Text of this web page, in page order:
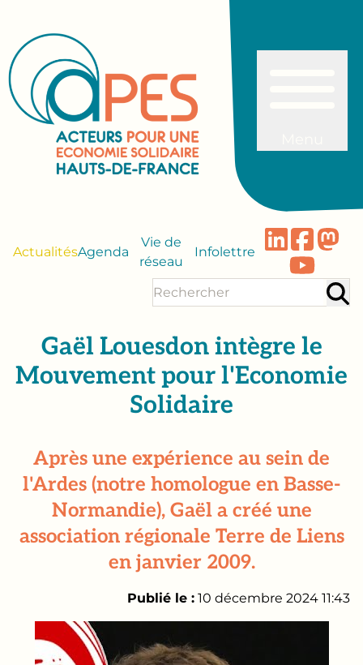
ActualitésAgenda
Vie de
réseau
Infolettre
Gaël Louesdon intègre le
Mouvement pour l'Economie
Solidaire
Après une expérience au sein de
l'Ardes (notre homologue en Basse-
Normandie), Gaël a créé une
association régionale Terre de Liens
en janvier 2009.
Publié le : 10 décembre 2024 11:43